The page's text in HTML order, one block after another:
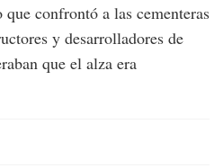
confrontó a las cementeras
y desarrolladores de
que el alza era